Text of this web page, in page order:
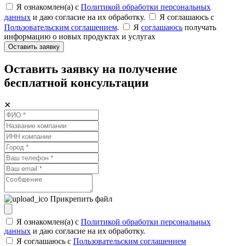
Я ознакомлен(а) с Политикой обработки персональных
данных и даю согласие на их обработку.
Я соглашаюсь c
Пользовательским соглашением. Я соглашаюсь получать
информацию о новых продуктах и услугах
Оставить заявку
Оставить заявку на получение
бесплатной консультации
✕
Прикрепить файл
Я ознакомлен(а) с Политикой обработки персональных
данных и даю согласие на их обработку.
Я соглашаюсь c Пользовательским соглашением